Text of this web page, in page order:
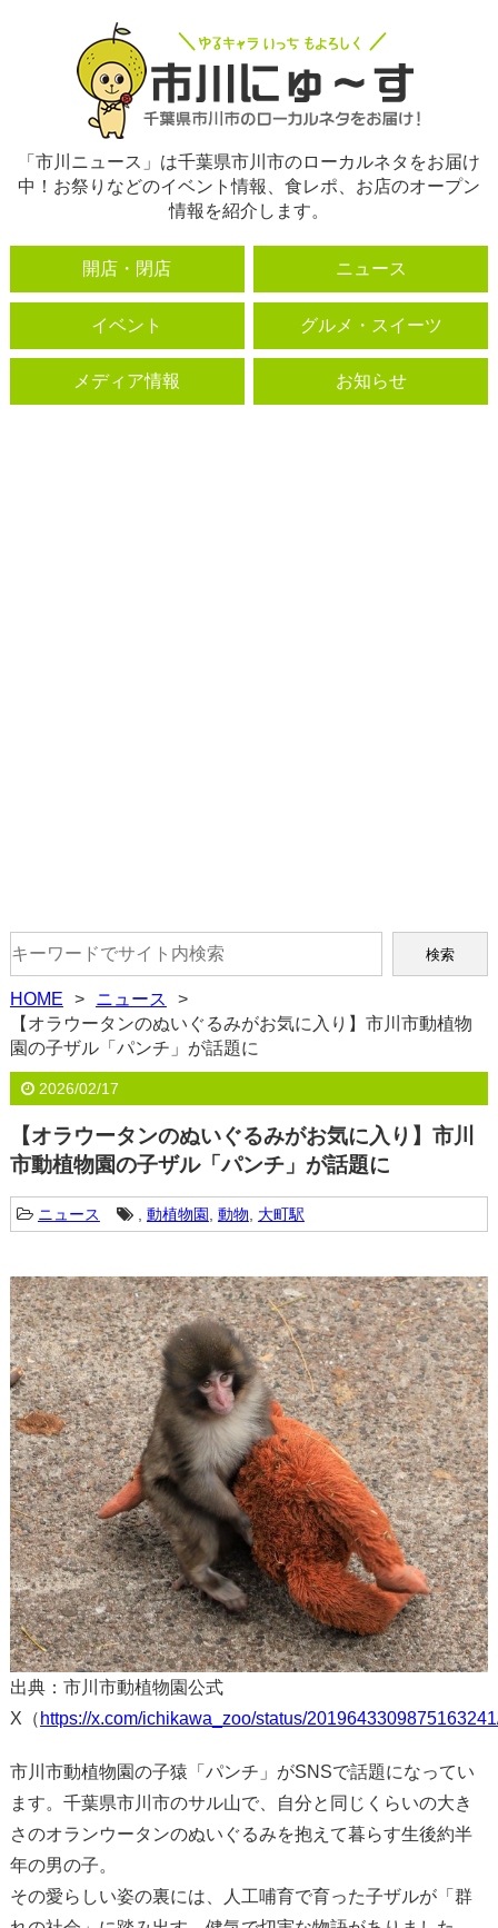
「市川ニュース」は千葉県市川市のローカルネタをお届け
中！お祭りなどのイベント情報、食レポ、お店のオープン
情報を紹介します。
開店・閉店 ニュース
イベント グルメ・スイーツ
メディア情報 お知らせ
HOME
ニュース
【オラウータンのぬいぐるみがお気に入り】市川市動植物
園の子ザル「パンチ」が話題に
2026/02/17
【オラウータンのぬいぐるみがお気に入り】市川
市動植物園の子ザル「パンチ」が話題に
ニュース , 動植物園 動物 大町駅
出典：市川市動植物園公式
X（ https://x.com/ichikawa_zoo/status/
市川市動植物園の子猿「パンチ」がSNSで話題になってい
ます。千葉県市川市のサル山で、自分と同じくらいの大き
さのオランウータンのぬいぐるみを抱えて暮らす生後約半
年の男の子。
その愛らしい姿の裏には、人工哺育で育った子ザルが「群